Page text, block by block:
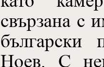
свързана с
български
Ноев. С